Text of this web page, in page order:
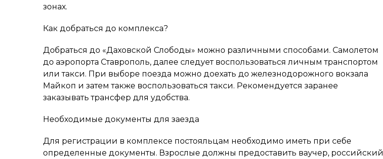
зонах.
Как добраться до комплекса?
Добраться до «Даховской Слободы» можно различными способами. Самолетом
до аэропорта Ставрополь, далее следует воспользоваться личным транспортом
или такси. При выборе поезда можно доехать до железнодорожного вокзала
Майкоп и затем также воспользоваться такси. Рекомендуется заранее
заказывать трансфер для удобства.
Необходимые документы для заезда
Для регистрации в комплексе постояльцам необходимо иметь при себе
определенные документы. Взрослые должны предоставить ваучер, российский